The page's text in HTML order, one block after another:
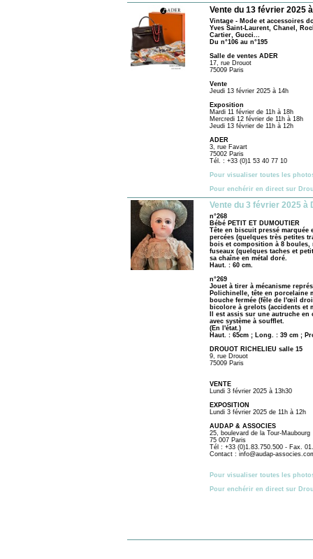
Vente du 13 février 2025
Vintage - Mode et accessoires
Yves Saint-Laurent, Chanel,
Cartier, Gucci...
Du n°106 au n°195
Salle de ventes ADER
17, rue Drouot
75009 Paris
Vente
Jeudi 13 février 2025 à 14h
Exposition
Mardi 11 février de 11h à 18h
Mercredi 12 février de 11h à 18h
Jeudi 13 février de 11h à 12h
ADER
3, rue Favart
75002 Paris
Tél. : +33 (0)1 53 40 77 10
Pour visualiser toutes les
Pour enchérir en direct sur
Vente du 3 février 2025 à
n°268
Bébé PETIT ET DUMOUTIER
Tête en biscuit pressé marquée
percées (quelques très petites
bois et composition à 8
fuseaux (quelques taches et
sa chaîne en métal doré.
Haut. : 60 cm.
n°269
Jouet à tirer à mécanisme
Polichinelle, tête en porcelaine
bouche fermée (fêle de l'œil
bicolore à grelots (accidents et
Il est assis sur une autruche
avec système à soufflet.
(En l'état.)
Haut. : 65cm ; Long. : 39 cm ;
DROUOT RICHELIEU salle 15
9, rue Drouot
75009 Paris
VENTE
Lundi 3 février 2025 à 13h30
EXPOSITION
Lundi 3 février 2025 de 11h à 12h
AUDAP & ASSOCIES
25, boulevard de la Tour-Maubourg
75 007 Paris
Tél : +33 (0)1.83.750.500 - Fax.
Contact : info@audap-
Pour visualiser toutes les
Pour enchérir en direct sur